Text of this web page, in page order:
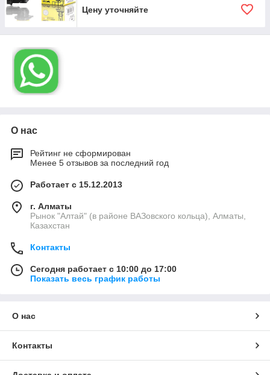
Цену уточняйте
О нас
Рейтинг не сформирован
Менее 5 отзывов за последний год
Работает с 15.12.2013
г. Алматы
Рынок "Алтай" (в районе ВАЗовского кольца), Алматы,
Казахстан
Контакты
Сегодня работает с 10:00 до 17:00
Показать весь график работы
О нас
Контакты